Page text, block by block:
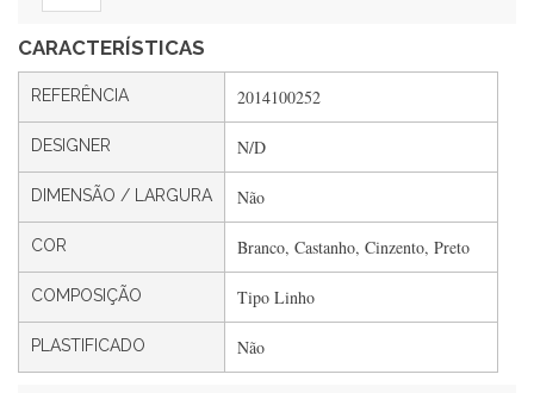
CARACTERÍSTICAS
REFERÊNCIA 2014100252
DESIGNER N/D
DIMENSÃO / LARGURA Não
COR Branco, Castanho, Cinzento, Preto
COMPOSIÇÃO Tipo Linho
PLASTIFICADO Não
Silvia André
Gostei ,Serviço bastante rápido. recomendo
Filipa Freire
Rápido, atendimento 5*. Hoje chegará a segunda encomenda
feita de muitas certamente❤️